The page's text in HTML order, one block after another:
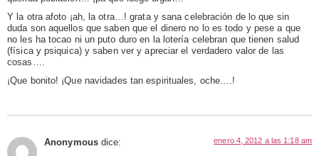
Y la otra afoto ¡ah, la otra…! grata y sana celebración de lo que sin
duda son aquellos que saben que el dinero no lo es todo y pese a que
no les ha tocao ni un puto duro en la lotería celebran que tienen salud
(física y psiquica) y saben ver y apreciar el verdadero valor de las
cosas….
¡Que bonito! ¡Que navidades tan espirituales, oche….!
Anonymous dice: enero 4, 2012 a las 1:18 am